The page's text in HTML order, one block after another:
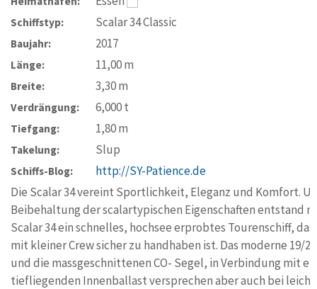
Schiffstyp: Scalar 34 Classic
Baujahr: 2017
Länge: 11,00m
Breite: 3,30m
Verdrängung: 6,000t
Tiefgang: 1,80m
Takelung: Slup
Schiffs-Blog:
http://SY-Patience.de
Die Scalar 34 vereint Sportlichkeit, Eleganz und Komfort.
Beibehaltung der scalartypischen Eigenschaften entstand
Scalar 34 ein schnelles, hochsee erprobtes Tourenschiff,
mit kleiner Crew sicher zu handhaben ist. Das moderne 19/
und die massgeschnittenen CO- Segel, in Verbindung mit
tiefliegenden Innenballast versprechen aber auch bei